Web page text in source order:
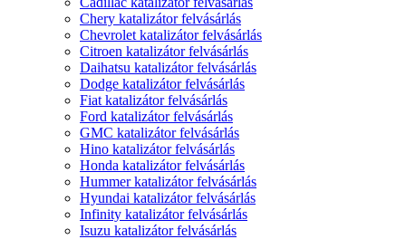
Chery katalizátor felvásárlás
Chevrolet katalizátor felvásárlás
Citroen katalizátor felvásárlás
Daihatsu katalizátor felvásárlás
Dodge katalizátor felvásárlás
Fiat katalizátor felvásárlás
Ford katalizátor felvásárlás
GMC katalizátor felvásárlás
Hino katalizátor felvásárlás
Honda katalizátor felvásárlás
Hummer katalizátor felvásárlás
Hyundai katalizátor felvásárlás
Infinity katalizátor felvásárlás
Isuzu katalizátor felvásárlás